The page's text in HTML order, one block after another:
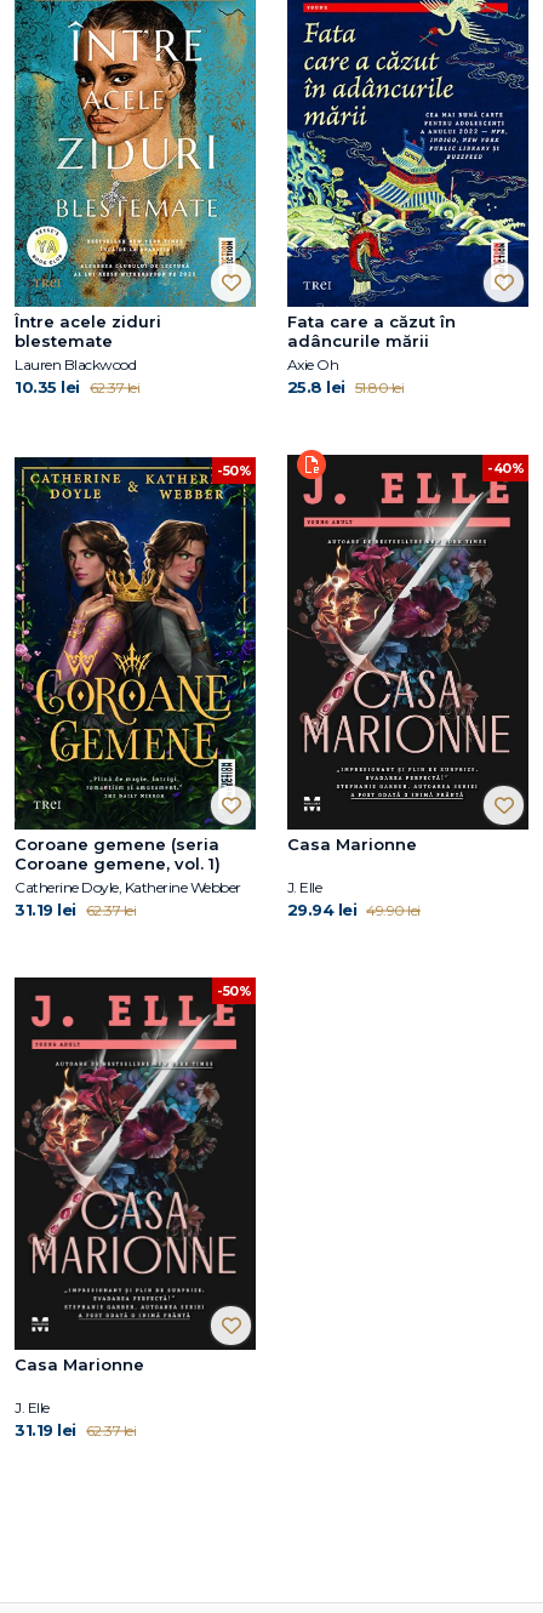
Între acele ziduri
blestemate
Lauren Blackwood
10.35 lei 62.37 lei
Fata care a căzut în
adâncurile mării
Axie Oh
25.8 lei 51.80 lei
-50%
Coroane gemene (seria
Coroane gemene, vol. 1)
Catherine Doyle, Katherine Webber
31.19 lei 62.37 lei
-40%
Casa Marionne
J. Elle
29.94 lei 49.90 lei
-50%
Casa Marionne
J. Elle
31.19 lei 62.37 lei